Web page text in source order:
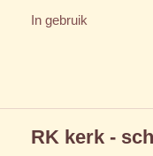
In gebruik
RK kerk -